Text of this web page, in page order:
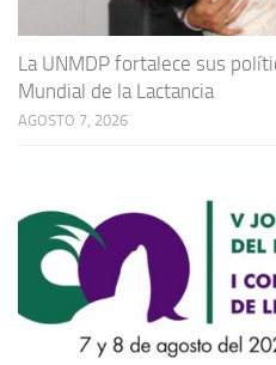
La UNMDP fortalece sus
Mundial de la Lactancia
AGOSTO 7, 2026